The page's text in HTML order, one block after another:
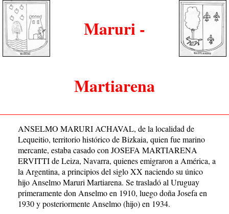
Maruri -
Martiarena
ANSELMO MARURI ACHAVAL, de la localidad de
Lequeitio, territorio histórico de Bizkaia, quien fue marino
mercante, estaba casado con JOSEFA MARTIARENA
ERVITTI de Leiza, Navarra, quienes emigraron a América, a
la Argentina, a principios del siglo XX naciendo su único
hijo Anselmo Maruri Martiarena. Se trasladó al Uruguay
primeramente don Anselmo en 1910, luego doña Josefa en
1930 y posteriormente Anselmo (hijo) en 1934.